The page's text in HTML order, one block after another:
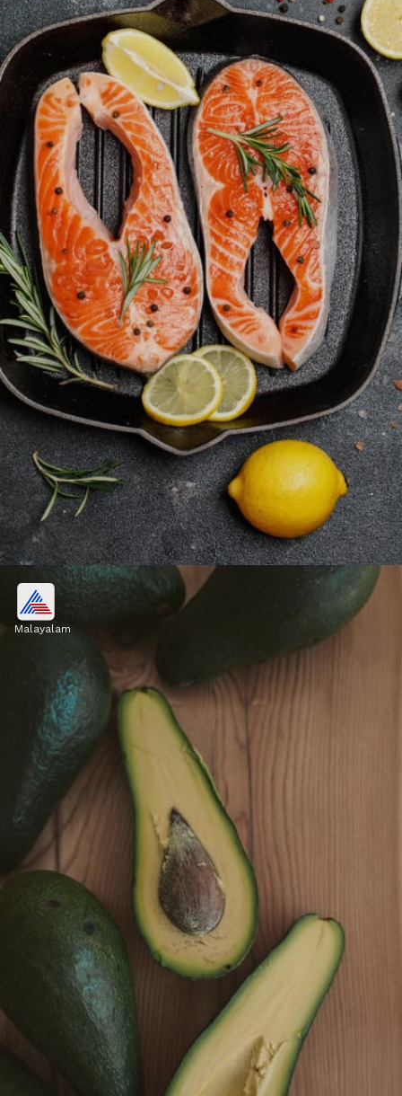
സാൽമൺ, അയല, സാർഡിൻ
സാൽമൺ, അയല, സാർഡിൻ എന്നിവയിൽ
ഒമേഗ-3 ഫാറ്റി ആസിഡുകൾ അടങ്ങിയിട്ടുണ്ട്,
ഇത് വീക്കം കുറയ്ക്കുകയും സമ്മർദ്ദ
ഹോർമോണുകളെ സ്ഥിരപ്പെടുത്തുകയും
ചെയ്യുന്നു.
Image credits: Getty
Malayalam